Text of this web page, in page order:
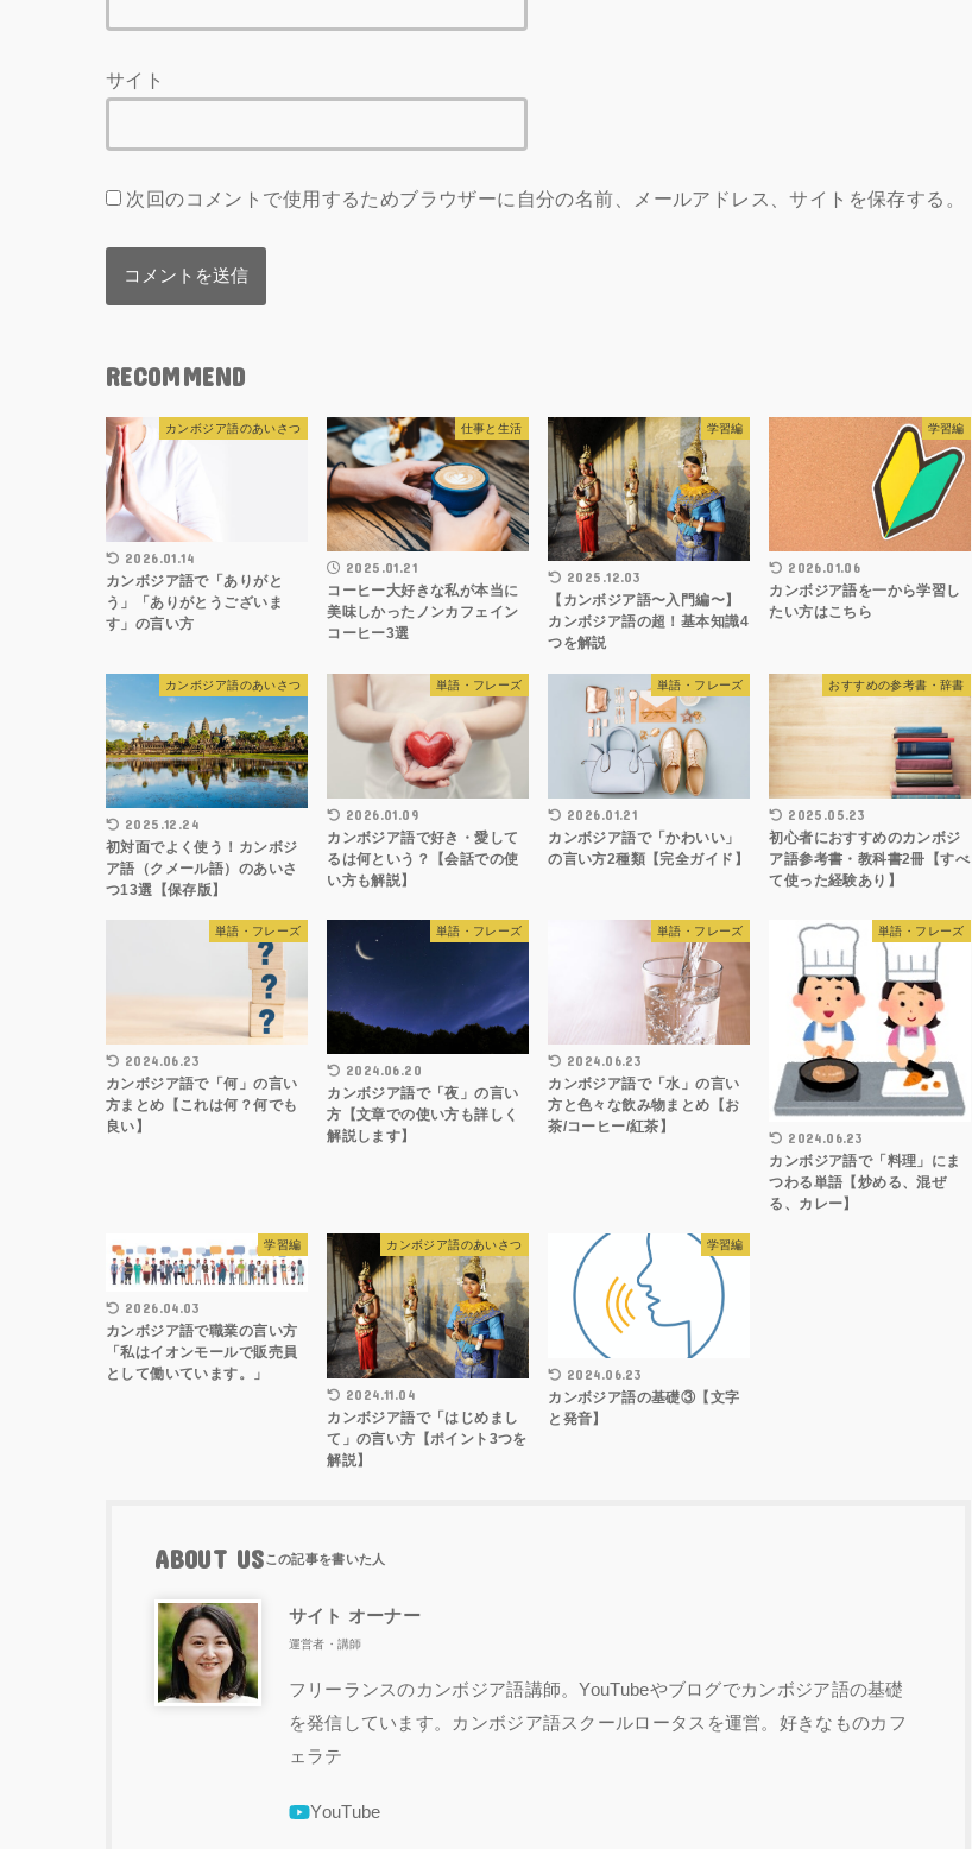
サイト
次回のコメントで使用するためブラウザーに自分の名前、メールアドレス、サイトを保存する。
RECOMMEND
カンボジア語のあいさつ
2026.01.14
カンボジア語で「ありがと
う」「ありがとうございま
す」の言い方
仕事と生活
2025.01.21
コーヒー大好きな私が本当に
美味しかったノンカフェイン
コーヒー3選
学習編
2025.12.03
【カンボジア語〜入門編〜】
カンボジア語の超！基本知識4
つを解説
学習編
2026.01.06
カンボジア語を一から学習し
たい方はこちら
カンボジア語のあいさつ
2025.12.24
初対面でよく使う！カンボジ
ア語（クメール語）のあいさ
つ13選【保存版】
単語・フレーズ
2026.01.09
カンボジア語で好き・愛して
るは何という？【会話での使
い方も解説】
単語・フレーズ
2026.01.21
カンボジア語で「かわいい」
の言い方2種類【完全ガイド】
おすすめの参考書・辞書
2025.05.23
初心者におすすめのカンボジ
ア語参考書・教科書2冊【すべ
て使った経験あり】
単語・フレーズ
2024.06.23
カンボジア語で「何」の言い
方まとめ【これは何？何でも
良い】
単語・フレーズ
2024.06.20
カンボジア語で「夜」の言い
方【文章での使い方も詳しく
解説します】
単語・フレーズ
2024.06.23
カンボジア語で「水」の言い
方と色々な飲み物まとめ【お
茶/コーヒー/紅茶】
単語・フレーズ
2024.06.23
カンボジア語で「料理」にま
つわる単語【炒める、混ぜ
る、カレー】
学習編
2026.04.03
カンボジア語で職業の言い方
「私はイオンモールで販売員
として働いています。」
カンボジア語のあいさつ
2024.11.04
カンボジア語で「はじめまし
て」の言い方【ポイント3つを
解説】
学習編
2024.06.23
カンボジア語の基礎③【文字
と発音】
ABOUT US
サイト オーナー
運営者・講師
フリーランスのカンボジア語講師。YouTubeやブログでカンボジア語の基礎
を発信しています。カンボジア語スクールロータスを運営。好きなものカフ
ェラテ